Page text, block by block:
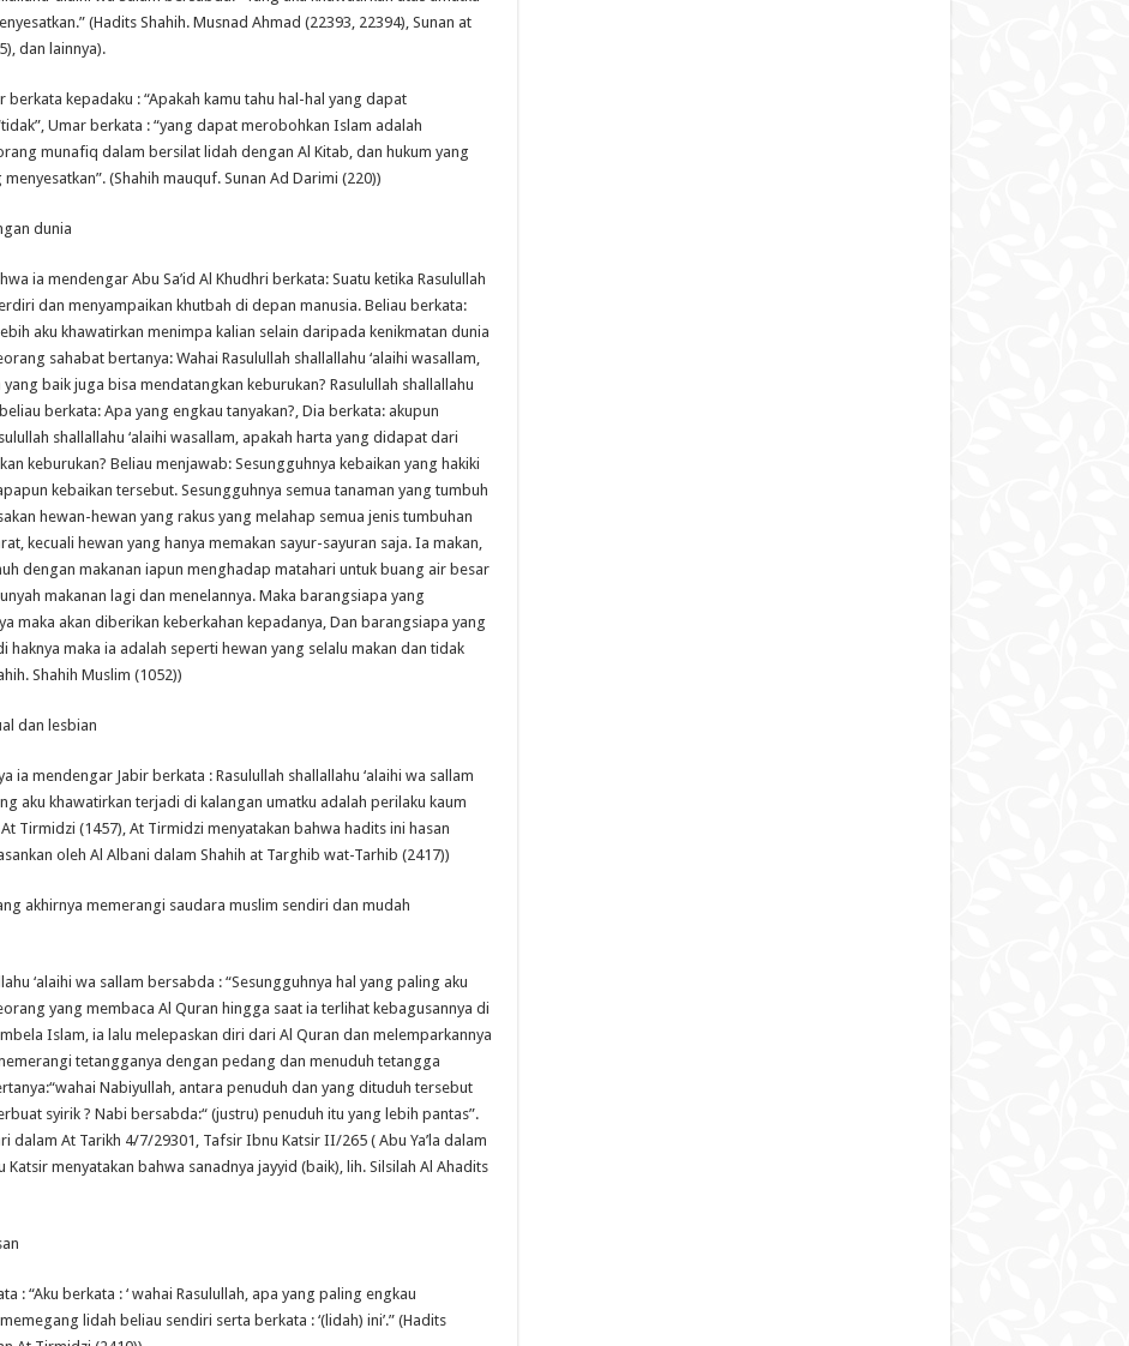
(Hadits Shahih. Musnad Ahmad (22393, 22394), Sunan at
dan lainnya).
berkata kepadaku : “Apakah kamu tahu hal-hal yang dapat
Umar berkata : “yang dapat merobohkan Islam adalah
munafiq dalam bersilat lidah dengan Al Kitab, dan hukum yang
(Shahih mauquf. Sunan Ad Darimi (220))
dunia
ia mendengar Abu Sa’id Al Khudhri berkata: Suatu ketika Rasulullah
dan menyampaikan khutbah di depan manusia. Beliau berkata:
aku khawatirkan menimpa kalian selain daripada kenikmatan dunia
sahabat bertanya: Wahai Rasulullah shallallahu ‘alaihi wasallam,
baik juga bisa mendatangkan keburukan? Rasulullah shallallahu
berkata: Apa yang engkau tanyakan?, Dia berkata: akupun
shallallahu ‘alaihi wasallam, apakah harta yang didapat dari
keburukan? Beliau menjawab: Sesungguhnya kebaikan yang hakiki
kebaikan tersebut. Sesungguhnya semua tanaman yang tumbuh
hewan-hewan yang rakus yang melahap semua jenis tumbuhan
kecuali hewan yang hanya memakan sayur-sayuran saja. Ia makan,
dengan makanan iapun menghadap matahari untuk buang air besar
makanan lagi dan menelannya. Maka barangsiapa yang
maka akan diberikan keberkahan kepadanya, Dan barangsiapa yang
maka ia adalah seperti hewan yang selalu makan dan tidak
Shahih Muslim (1052))
dan lesbian
ia mendengar Jabir berkata : Rasulullah shallallahu ‘alaihi wa sallam
aku khawatirkan terjadi di kalangan umatku adalah perilaku kaum
Tirmidzi (1457), At Tirmidzi menyatakan bahwa hadits ini hasan
oleh Al Albani dalam Shahih at Targhib wat-Tarhib (2417))
akhirnya memerangi saudara muslim sendiri dan mudah
‘alaihi wa sallam bersabda : “Sesungguhnya hal yang paling aku
yang membaca Al Quran hingga saat ia terlihat kebagusannya di
Islam, ia lalu melepaskan diri dari Al Quran dan melemparkannya
tetangganya dengan pedang dan menuduh tetangga
Nabiyullah, antara penuduh dan yang dituduh tersebut
syirik ? Nabi bersabda:“ (justru) penuduh itu yang lebih pantas”.
dalam At Tarikh 4/7/29301, Tafsir Ibnu Katsir II/265 ( Abu Ya’la dalam
Katsir menyatakan bahwa sanadnya jayyid (baik), lih. Silsilah Al Ahadits
: “Aku berkata : ‘ wahai Rasulullah, apa yang paling engkau
lidah beliau sendiri serta berkata : ‘(lidah) ini’.” (Hadits